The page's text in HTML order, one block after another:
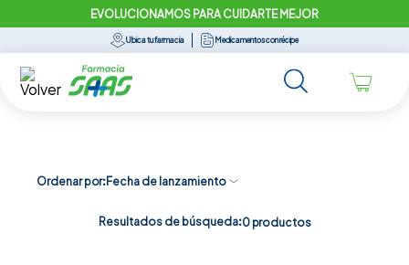
EVOLUCIONAMOS PARA CUIDARTE MEJOR
Ubica tu farmacia Medicamentos con récipe
Ordenar por Fecha de lanzamiento
Resultados de búsqueda:0 productos